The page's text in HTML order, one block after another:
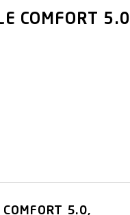
COMFORT 5.0
5.0,